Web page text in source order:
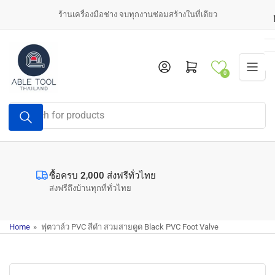
content
ร้านเครื่องมือช่าง จบทุกงานซ่อมสร้างในที่เดียว
Search
for
products
Log in Open mini cart
0
ซื้อครบ 2,000 ส่งฟรีทั่วไทย
ส่งฟรีถึงบ้านทุกที่ทั่วไทย
Home » ฟุตวาล์ว PVC สีดำ สวมสายดูด Black PVC Foot Valve